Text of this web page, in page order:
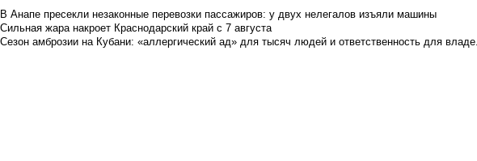
В Анапе пресекли незаконные перевозки пассажиров: у двух нелегалов изъяли машины
Сильная жара накроет Краснодарский край с 7 августа
Сезон амброзии на Кубани: «аллергический ад» для тысяч людей и ответственность для